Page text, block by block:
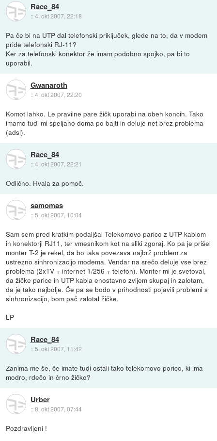
Race_84
::4. okt 2007, 22:18
Pa če bi na UTP dal telefonski priključek, glede na to, da v modem
pride telefonski RJ-11?
Ker za telefonski konektor že imam podobno spojko, pa bi to
uporabil.
Gwanaroth
::4. okt 2007, 22:20
Komot lahko. Le pravilne pare žičk uporabi na obeh koncih. Tako
imamo tudi mi speljano doma po bajti in deluje net brez problema
(adsl).
Race_84
::4. okt 2007, 22:21
Odlično. Hvala za pomoč.
samomas
::5. okt 2007, 10:04
Sam sem pred kratkim podaljšal Telekomovo parico z UTP kablom
in konektorji RJ11, ter vmesnikom kot na sliki zgoraj. Ko pa je prišel
monter T-2 je rekel, da bo taka povezava najbrž problem za
ustrezno sinhronizacijo modema. Vendar na srečo deluje vse brez
problema (2xTV + internet 1/256 + telefon). Monter mi je svetoval,
da žičke parice in UTP kabla enostavno zvijem skupaj in zalotam,
da je tako najbolje. Če pa se bodo v prihodnosti pojavili problemi s
sinhronizacijo, bom pač zalotal žičke.
LP
Race_84
:: 5. okt 2007, 11:42
Zanima me še, če imate tudi ostali tako telekomovo porico, ki ima
modro, rdečo in črno žičko?
Urber
::8. okt 2007, 07:44
Pozdravljeni !